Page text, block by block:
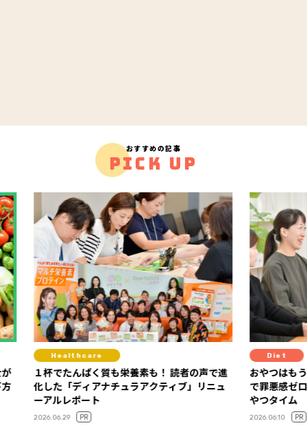
おすすめの記事
PICK UP
で進
ニュ
Diet
おやつはもうガマンしない！ 「ラカントS」
で罪悪感ゼロの甘～い糖質オフスイーツでお
やつタイム
2026.06.10
Diet
“プラ
ゴメプ